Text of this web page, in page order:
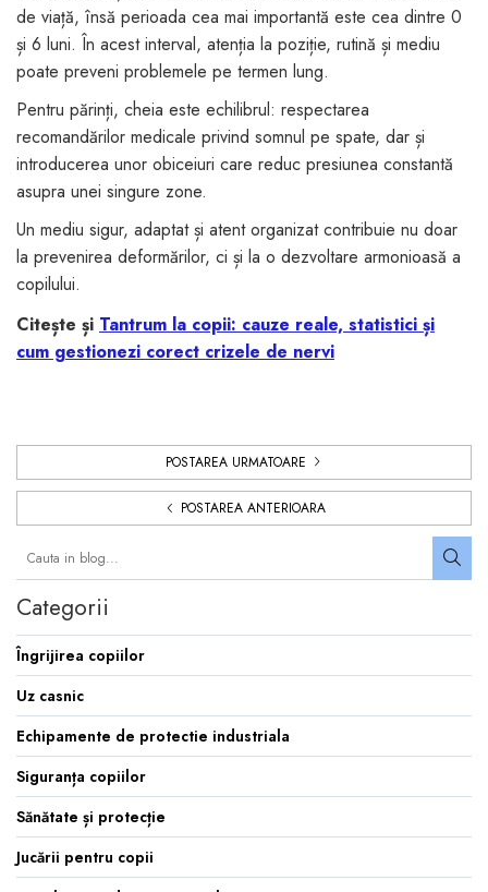
de viață, însă perioada cea mai importantă este cea dintre 0
și 6 luni. În acest interval, atenția la poziție, rutină și mediu
poate preveni problemele pe termen lung.
Pentru părinți, cheia este echilibrul: respectarea
recomandărilor medicale privind somnul pe spate, dar și
introducerea unor obiceiuri care reduc presiunea constantă
asupra unei singure zone.
Un mediu sigur, adaptat și atent organizat contribuie nu doar
la prevenirea deformărilor, ci și la o dezvoltare armonioasă a
copilului.
Citește și Tantrum la copii: cauze reale, statistici și
cum gestionezi corect crizele de nervi
POSTAREA URMATOARE
POSTAREA ANTERIOARA
Categorii
Îngrijirea copiilor
Uz casnic
Echipamente de protectie industriala
Siguranța copiilor
Sănătate și protecție
Jucării pentru copii